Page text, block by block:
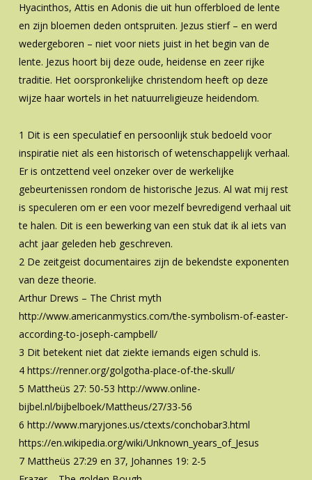
Hyacinthos, Attis en Adonis die uit hun offerbloed de lente
en zijn bloemen deden ontspruiten. Jezus stierf – en werd
wedergeboren – niet voor niets juist in het begin van de
lente. Jezus hoort bij deze oude, heidense en zeer rijke
traditie. Het oorspronkelijke christendom heeft op deze
wijze haar wortels in het natuurreligieuze heidendom.
1 Dit is een speculatief en persoonlijk stuk bedoeld voor
inspiratie niet als een historisch of wetenschappelijk verhaal.
Er is ontzettend veel onzeker over de werkelijke
gebeurtenissen rondom de historische Jezus. Al wat mij rest
is speculeren om er een voor mezelf bevredigend verhaal uit
te halen. Dit is een bewerking van een stuk dat ik al iets van
acht jaar geleden heb geschreven.
2 De zeitgeist documentaires zijn de bekendste exponenten
van deze theorie.
Arthur Drews – The Christ myth
http://www.americanmystics.com/the-symbolism-of-easter-
according-to-joseph-campbell/
3 Dit betekent niet dat ziekte iemands eigen schuld is.
4 https://renner.org/golgotha-place-of-the-skull/
5 Mattheüs 27: 50-53 http://www.online-
bijbel.nl/bijbelboek/Mattheus/27/33-56
6 http://www.maryjones.us/ctexts/conchobar3.html
https://en.wikipedia.org/wiki/Unknown_years_of_Jesus
7 Mattheüs 27:29 en 37, Johannes 19: 2-5